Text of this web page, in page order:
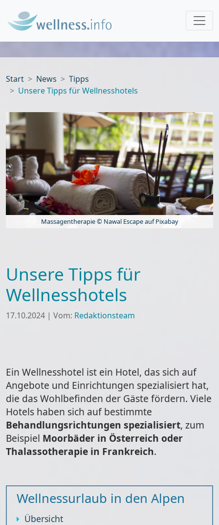
Start News
Tipps
Unsere Tipps für Wellnesshotels
Massagentherapie © Nawal Escape auf Pixabay
Unsere Tipps für
Wellnesshotels
17.10.2024 | Vom: Redaktionsteam
Ein Wellnesshotel ist ein Hotel, das sich auf
Angebote und Einrichtungen spezialisiert hat,
die das Wohlbefinden der Gäste fördern. Viele
Hotels haben sich auf bestimmte
Behandlungsrichtungen spezialisiert, zum
Beispiel Moorbäder in Österreich oder
Thalassotherapie in Frankreich.
Wellnessurlaub in den Alpen
Übersicht